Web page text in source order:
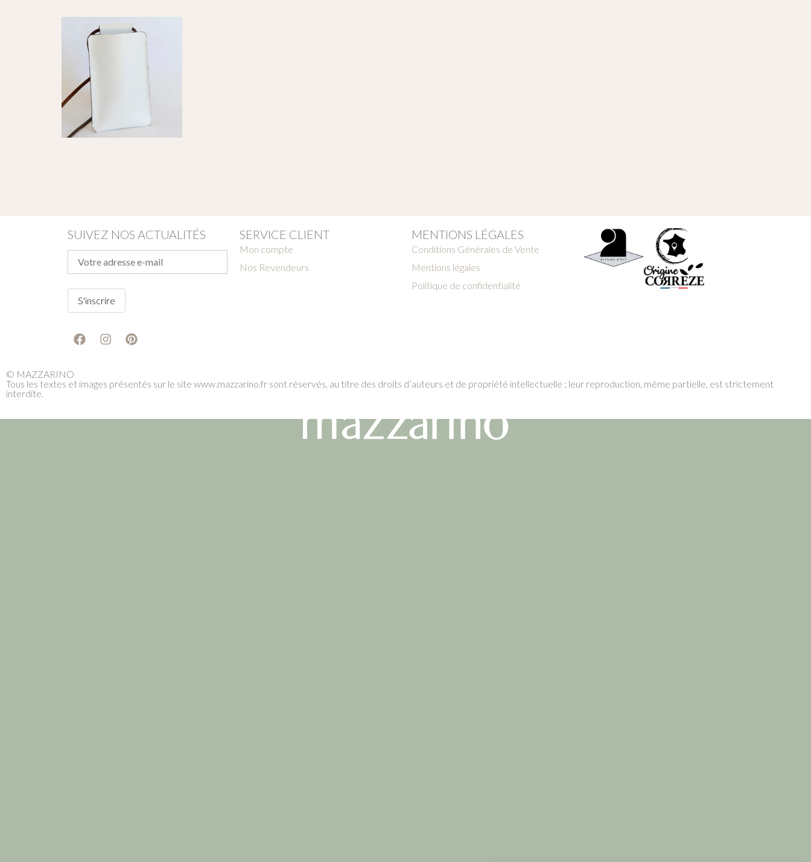
SUIVEZ NOS ACTUALITÉS SERVICE CLIENT
Mon compte
Nos Revendeurs
MENTIONS LÉGALES
Conditions Générales de Vente
Mentions légales
Politique de confidentialité
© MAZZARINO
Tous les textes et images présentés sur le site www.mazzarino.fr sont réservés, au titre des droits d’auteurs et de propriété intellectuelle ; leur reproduction, même partielle, est strictement
interdite.